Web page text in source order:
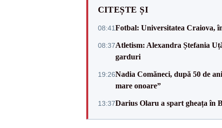
CITEȘTE ȘI
08:41Fotbal: Universitatea Craiova,
08:37Atletism: Alexandra Ștefania
garduri
19:26Nadia Comăneci, după 50 de
mare onoare”
13:37Darius Olaru a spart gheața în